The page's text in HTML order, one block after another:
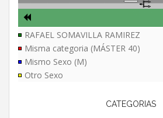
RAFAEL SOMAVILLA RAMIREZ
Misma categoria (MÁSTER 40)
Mismo Sexo (M)
Otro Sexo
CATEGORIAS